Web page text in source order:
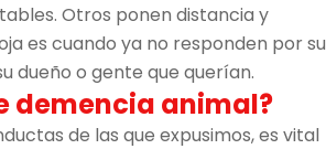
Otros ponen distancia y
es cuando ya no responden por su
dueño o gente que querían.
demencia animal?
de las que expusimos, es vital